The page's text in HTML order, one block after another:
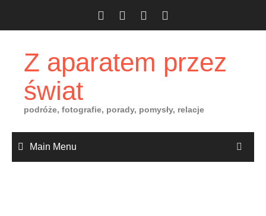
Z aparatem przez
świat
podróże, fotografie, porady, pomysły, relacje
Main Menu